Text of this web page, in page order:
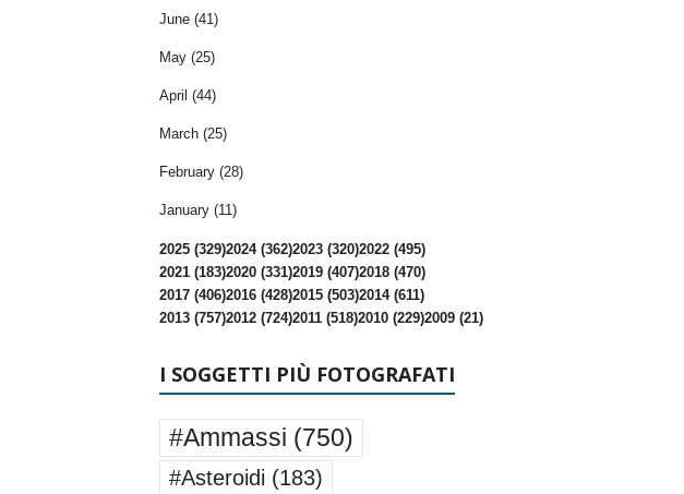
June (41)
May (25)
April (44)
March (25)
February (28)
January (11)
2025 (329)2024 (362)2023 (320)2022 (495)
2021 (183)2020 (331)2019 (407)2018 (470)
2017 (406)2016 (428)2015 (503)2014 (611)
2013 (757)2012 (724)2011 (518)2010 (229)2009 (21)
I SOGGETTI PIÙ FOTOGRAFATI
#Ammassi (750)
#Asteroidi (183)